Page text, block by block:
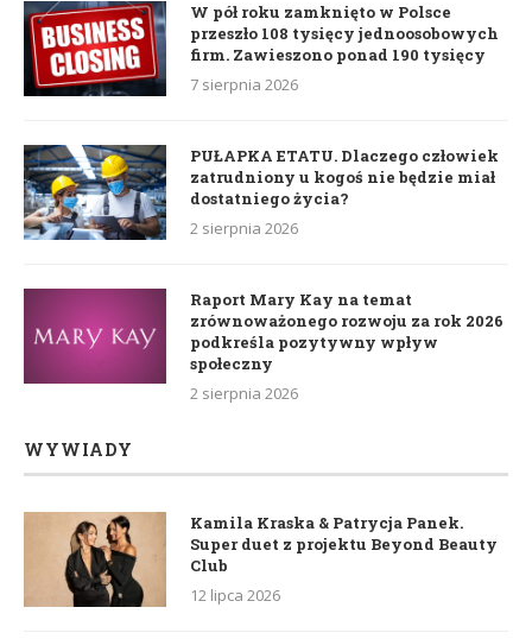
W pół roku zamknięto w Polsce
przeszło 108 tysięcy jednoosobowych
firm. Zawieszono ponad 190 tysięcy
7 sierpnia 2026
PUŁAPKA ETATU. Dlaczego człowiek
zatrudniony u kogoś nie będzie miał
dostatniego życia?
2 sierpnia 2026
Raport Mary Kay na temat
zrównoważonego rozwoju za rok 2026
podkreśla pozytywny wpływ
społeczny
2 sierpnia 2026
WYWIADY
Kamila Kraska & Patrycja Panek.
Super duet z projektu Beyond Beauty
Club
12 lipca 2026